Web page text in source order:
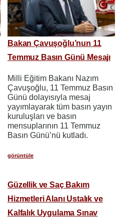
Bakan Çavuşoğlu’nun 11
Temmuz Basın Günü Mesajı
Milli Eğitim Bakanı Nazım
Çavuşoğlu, 11 Temmuz Basın
Günü dolayısıyla mesaj
yayımlayarak tüm basın yayın
kuruluşları ve basın
mensuplarının 11 Temmuz
Basın Günü’nü kutladı.
görüntüle
Güzellik ve Saç Bakım
Hizmetleri Alanı Ustalık ve
Kalfalık Uygulama Sınav